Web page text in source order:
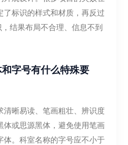
标识的样式和材质，再反过
结果布局不合理、信息不到
字号有什么特殊要
清晰易读、笔画粗壮、辨识度
体或思源黑体，避免使用笔画
体。科室名称的字号应不小于